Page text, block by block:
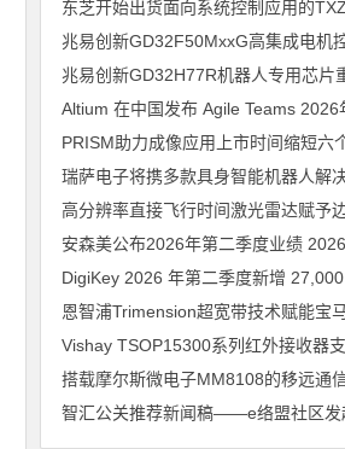
Altium 在中国发布 Agile Teams 2026年8
安森美公布2026年第二季度业绩 2026年